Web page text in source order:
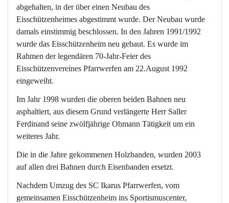
abgehalten, in der über einen Neubau des
Eisschützenheimes abgestimmt wurde. Der Neubau wurde
damals einstimmig beschlossen. In den Jahren 1991/1992
wurde das Eisschützenheim neu gebaut. Es wurde im
Rahmen der legendären 70-Jahr-Feier des
Eisschützenvereines Pfarrwerfen am 22.August 1992
eingeweiht.
Im Jahr 1998 wurden die oberen beiden Bahnen neu
asphaltiert, aus diesem Grund verlängerte Herr Saller
Ferdinand seine zwölfjährige Obmann Tätigkeit um ein
weiteres Jahr.
Die in die Jahre gekommenen Holzbanden, wurden 2003
auf allen drei Bahnen durch Eisenbanden ersetzt.
Nachdem Umzug des SC Ikarus Pfarrwerfen, vom
gemeinsamen Eisschützenheim ins Sportismuscenter,